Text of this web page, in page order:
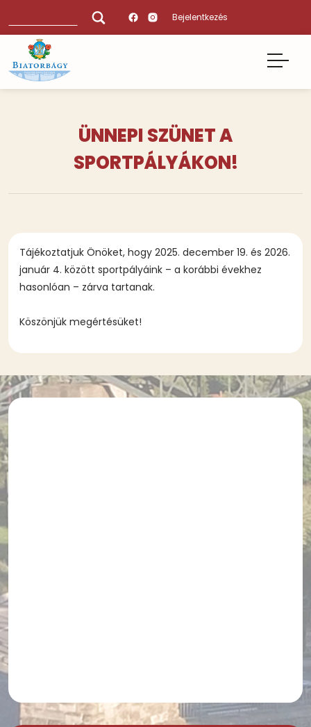
tartalomra
Bejelentkezés
ÜNNEPI SZÜNET A
SPORTPÁLYÁKON!
Tájékoztatjuk Önöket, hogy 2025. december 19. és 2026.
január 4. között sportpályáink – a korábbi évekhez
hasonlóan – zárva tartanak.
Köszönjük megértésüket!